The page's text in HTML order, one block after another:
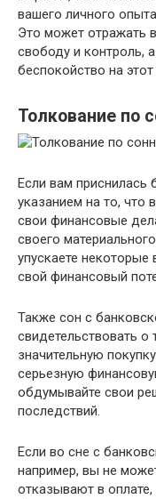
вашего личного
Это может отражать
свободу и контроль,
беспокойство на этот
Толкование по
Если вам приснилась
указанием на то, что
свои финансовые
своего
упускаете
свой финансовый
Также сон с
свидетельствовать о
значительную
серьезную
обдумывайте свои
последствий.
Если во сне с
например, вы не
отказывают в